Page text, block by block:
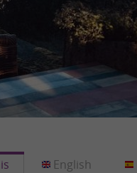
English